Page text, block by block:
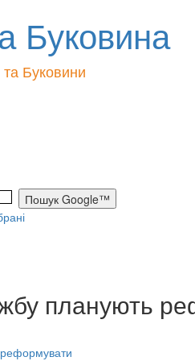
Буковина
та Буковини
планують